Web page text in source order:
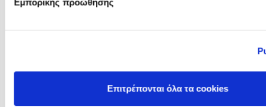
Εμπορικής προώθησης
Επιτρέπονται όλα τα cookies
Mo Hayder